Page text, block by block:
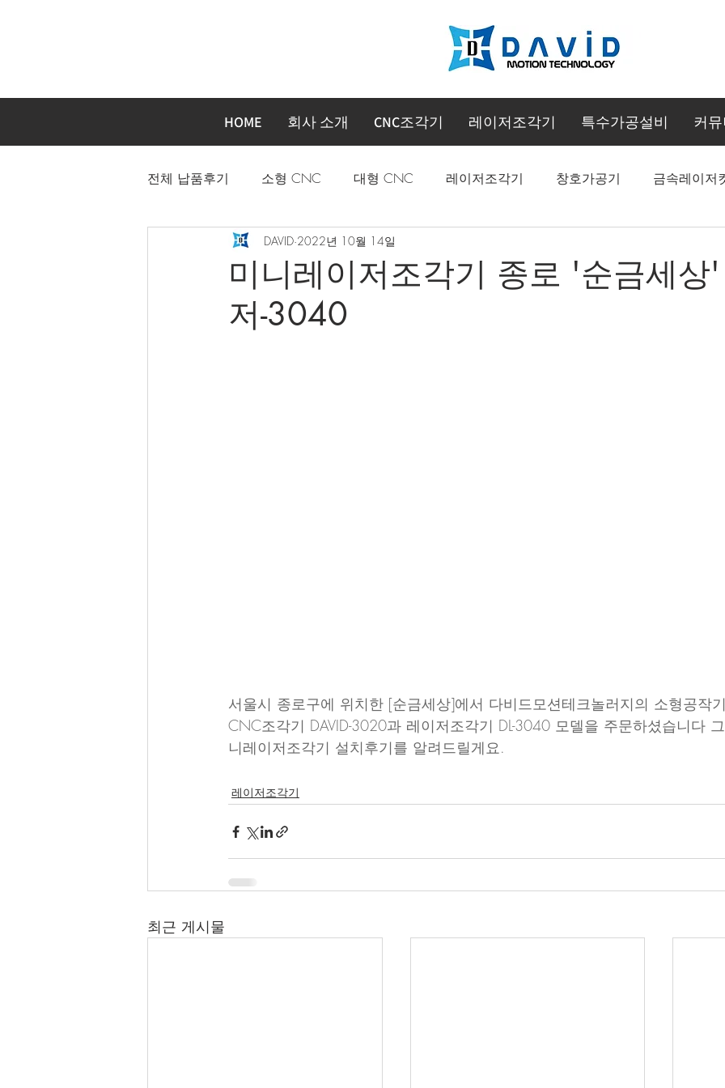
HOME 회사 소개 CNC조각기 레이저조각기 특수가공설비 커
전체 납품후기 소형 CNC 대형 CNC 레이저조각기 창호가공기 금속레이저
자동화장비 주문제작기계 CNC 머시닝센터
미니레이저조각기 종로 '순금세상
저-3040
DAVID 2022년 10월 14일
서울시 종로구에 위치한 [순금세상]에서 다비드모션테크놀러지의 소형공작
CNC조각기 DAVID-3020과 레이저조각기 DL-3040 모델을 주문하셨습니다
니레이저조각기 설치후기를 알려드릴게요.
레이저조각기
최근 게시물